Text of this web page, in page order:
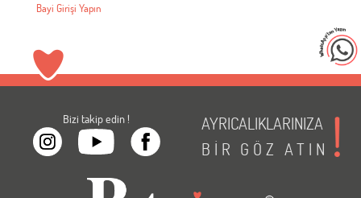
Bayi Girişi Yapın
Bizi takip edin !
AYRICALIKLARINIZA
BİR GÖZ ATIN